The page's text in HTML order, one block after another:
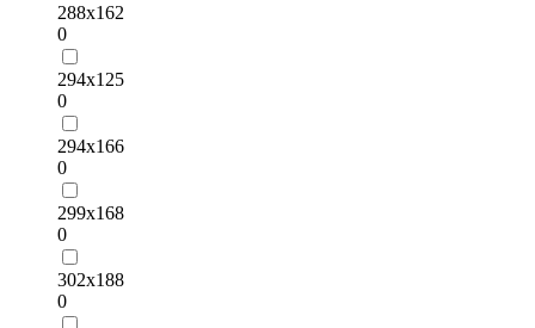
288х162
0
294х125
0
294х166
0
299х168
0
302х188
0